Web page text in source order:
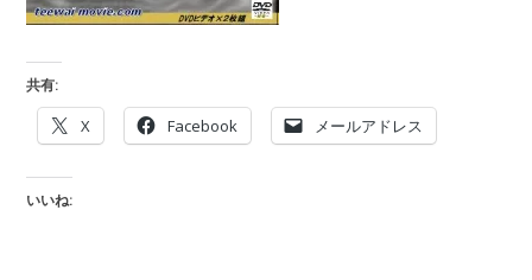
共有:
X Facebook メールアドレス
いいね: